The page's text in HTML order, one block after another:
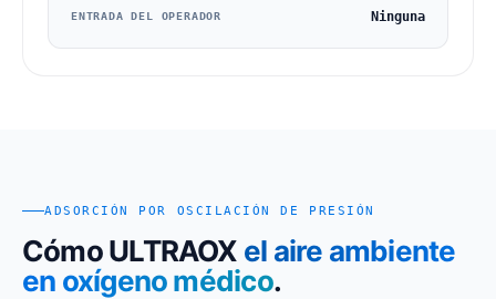
ENTRADA DEL OPERADOR Ninguna
ADSORCIÓN POR OSCILACIÓN DE PRESIÓN
Cómo ULTRAOX el aire ambiente
en oxígeno médico.